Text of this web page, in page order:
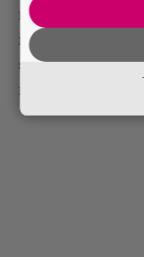
nähty Olavi
isomman
sijoittaminen
merkityksestä